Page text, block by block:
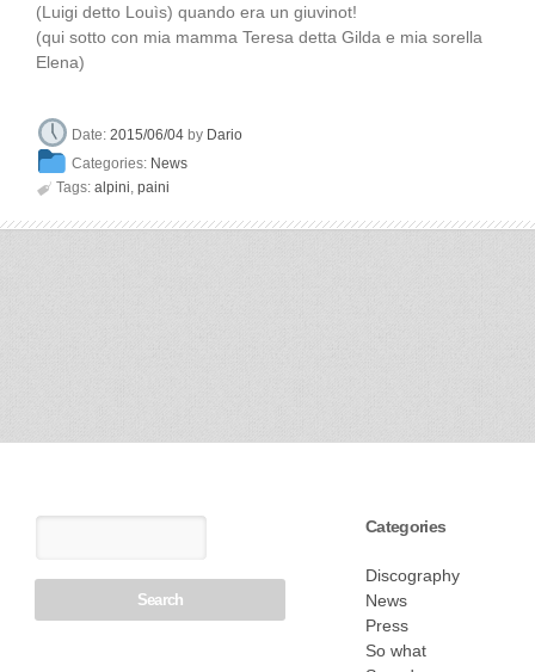
(Luigi detto Louìs) quando era un giuvinot!
(qui sotto con mia mamma Teresa detta Gilda e mia sorella
Elena)
Date:2015/06/04 by Dario
Categories: News
 Tags: alpini paini
Categories
Discography
News
Press
So what